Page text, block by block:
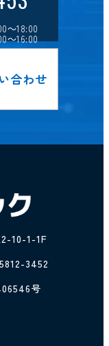
～18:00
～16:00
合わせ
10-1-1F
3452
号